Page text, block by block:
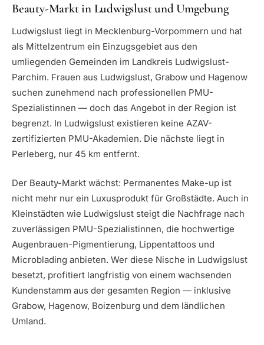
Beauty-Markt in Ludwigslust und Umgebung
Ludwigslust liegt in Mecklenburg-Vorpommern und hat
als Mittelzentrum ein Einzugsgebiet aus den
umliegenden Gemeinden im Landkreis Ludwigslust-
Parchim. Frauen aus Ludwigslust, Grabow und Hagenow
suchen zunehmend nach professionellen PMU-
Spezialistinnen — doch das Angebot in der Region ist
begrenzt. In Ludwigslust existieren keine AZAV-
zertifizierten PMU-Akademien. Die nächste liegt in
Perleberg, nur 45 km entfernt.
Der Beauty-Markt wächst: Permanentes Make-up ist
nicht mehr nur ein Luxusprodukt für Großstädte. Auch in
Kleinstädten wie Ludwigslust steigt die Nachfrage nach
zuverlässigen PMU-Spezialistinnen, die hochwertige
Augenbrauen-Pigmentierung, Lippentattoos und
Microblading anbieten. Wer diese Nische in Ludwigslust
besetzt, profitiert langfristig von einem wachsenden
Kundenstamm aus der gesamten Region — inklusive
Grabow, Hagenow, Boizenburg und dem ländlichen
Umland.